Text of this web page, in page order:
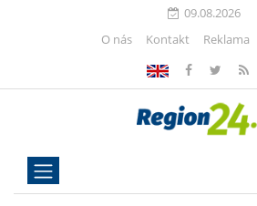
09.08.2026
O nás
Kontakt Reklama